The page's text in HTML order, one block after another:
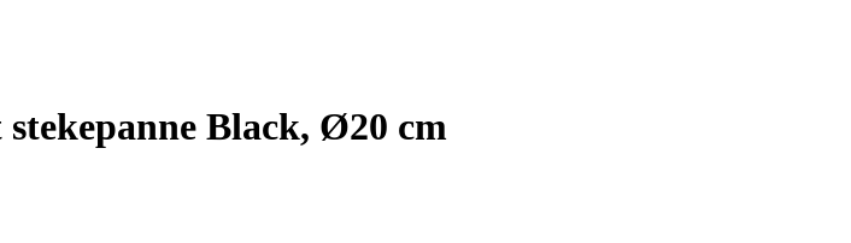
Black, Ø20 cm